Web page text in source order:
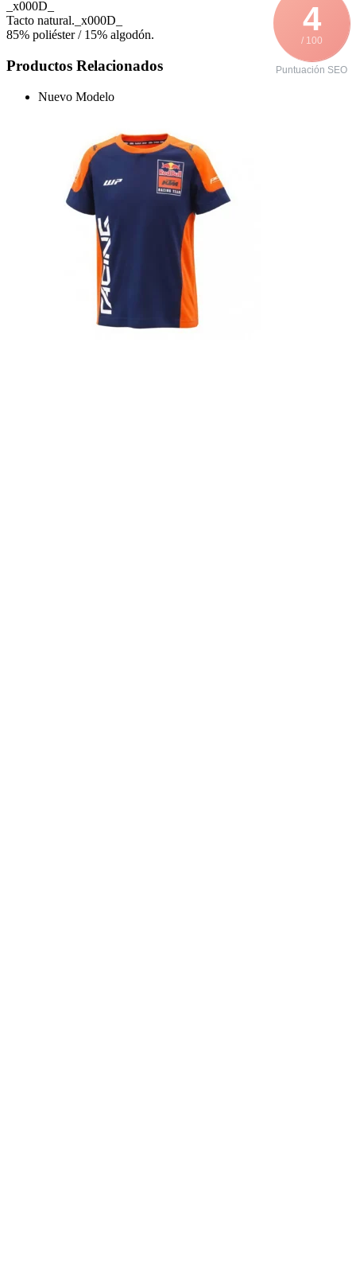
4
/ 100
Puntuación SEO
_x000D_
Tacto natural._x000D_
85% poliéster / 15% algodón.
Productos Relacionados
Nuevo Modelo